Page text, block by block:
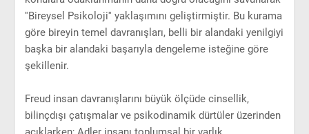
''Bireysel Psikoloji'' yaklaşımını geliştirmiştir. Bu kurama
göre bireyin temel davranışları, belli bir alandaki yenilgiyi
başka bir alandaki başarıyla dengeleme isteğine göre
şekillenir.
Freud insan davranışlarını büyük ölçüde cinsellik,
bilinçdışı çatışmalar ve psikodinamik dürtüler üzerinden